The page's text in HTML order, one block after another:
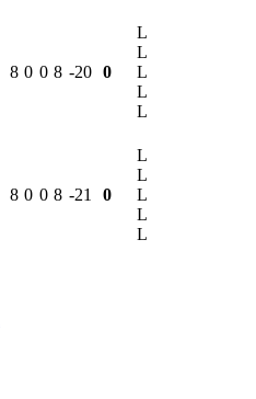
8 0 0 8 -20 0
L
L
L
L
L
8 0 0 8 -21 0
L
L
L
L
L